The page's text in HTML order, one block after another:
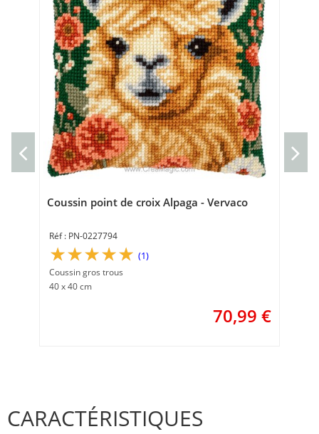
Coussin point de croix Alpaga - Vervaco
PN-0227794
(1)
Coussin gros trous
40 x 40 cm
70,99 €
CARACTÉRISTIQUES